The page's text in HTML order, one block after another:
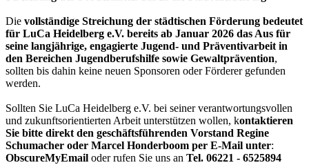
Die vollständige Streichung der städtischen Förderung bedeutet
für LuCa Heidelberg e.V. bereits ab Januar 2026 das Aus für
seine langjährige, engagierte Jugend- und Präventivarbeit in
den Bereichen Jugendberufshilfe sowie Gewaltprävention,
sollten bis dahin keine neuen Sponsoren oder Förderer gefunden
werden.
Sollten Sie LuCa Heidelberg e.V. bei seiner verantwortungsvollen
und zukunftsorientierten Arbeit unterstützen wollen, kontaktieren
Sie bitte direkt den geschäftsführenden Vorstand Regine
Schumacher oder Marcel Honderboom per E-Mail unter:
ObscureMyEmail oder rufen Sie uns an Tel. 06221 - 6525894